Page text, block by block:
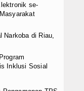
se-
Narkoba di Riau,
Inklusi Sosial